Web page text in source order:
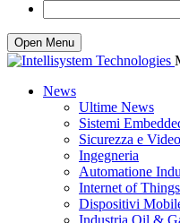
Open Menu
News
Ultime News
Sistemi
Sicurezza e
Ingegneria
Automatione
Internet of
Dispositivi
Industria Oil &